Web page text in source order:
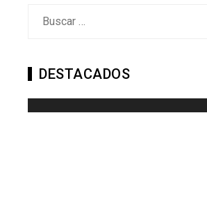
DESTACADOS